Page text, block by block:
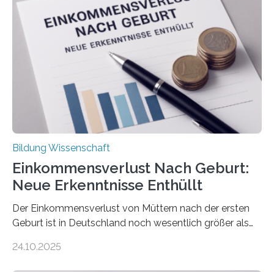
Bildung Wissenschaft
Einkommensverlust Nach Geburt:
Neue Erkenntnisse Enthüllt
Der Einkommensverlust von Müttern nach der ersten
Geburt ist in Deutschland noch wesentlich größer als
nach der Geburt durchschnittlich fast 30.000 Euro
24.10.2025